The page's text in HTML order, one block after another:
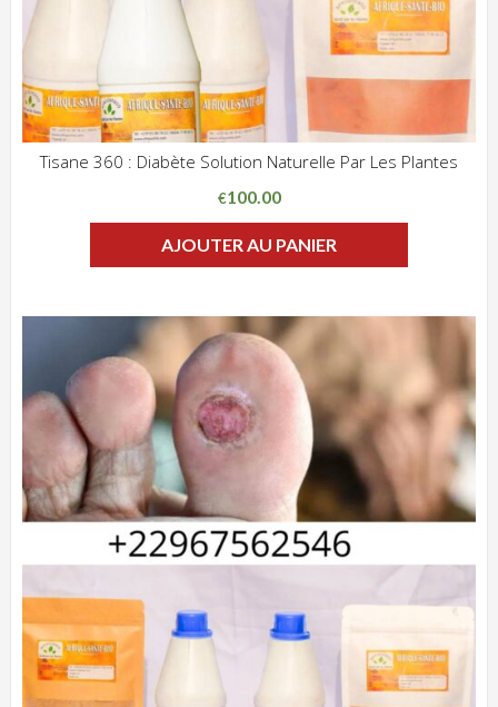
Tisane 360 : Diabète Solution Naturelle Par Les Plantes
€100.00
AJOUTER AU PANIER